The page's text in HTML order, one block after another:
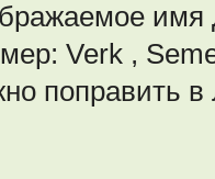
Verk ,